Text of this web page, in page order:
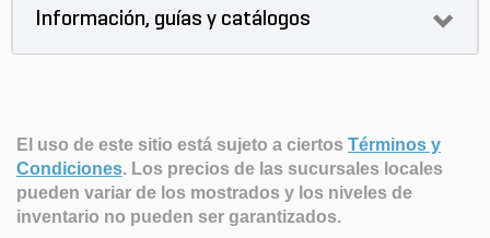
Información, guías y catálogos
El uso de este sitio está sujeto a ciertos Términos y
Condiciones. Los precios de las sucursales locales
pueden variar de los mostrados y los niveles de
inventario no pueden ser garantizados.